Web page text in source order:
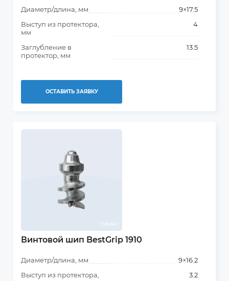
Диаметр/длина, мм
9×17.5
Выступ из протектора,
мм
4
Заглубление в
протектор, мм
13.5
ОСТАВИТЬ ЗАЯВКУ
Винтовой шип BestGrip 1910
Диаметр/длина, мм
9×16.2
Выступ из протектора,
3.2